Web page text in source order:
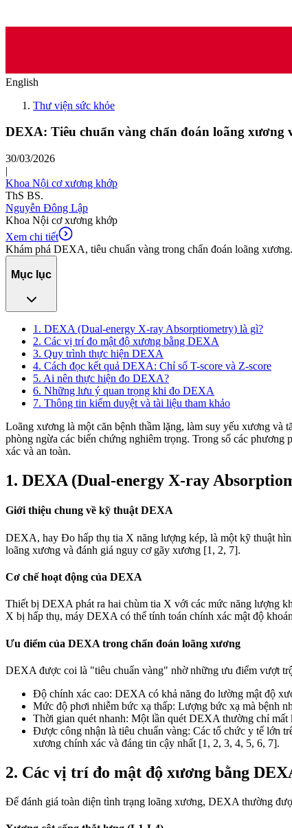
English
Thư viện sức khỏe
DEXA: Tiêu chuẩn vàng chẩn đoán loãng xương
30/03/2026
|
Khoa Nội cơ xương khớp
ThS BS.
Nguyễn Đông Lập
Khoa Nội cơ xương khớp
Xem chi tiết
Khám phá DEXA, tiêu chuẩn vàng trong chẩn đoán loãng
Mục lục
1. DEXA (Dual-energy X-ray Absorptiometry) là gì?
2. Các vị trí đo mật độ xương bằng DEXA
3. Quy trình thực hiện DEXA
4. Cách đọc kết quả DEXA: Chỉ số T-score và Z-score
5. Ai nên thực hiện đo DEXA?
6. Những lưu ý quan trọng khi đo DEXA
7. Thông tin kiểm duyệt và tài liệu tham khảo
Loãng xương là một căn bệnh thầm lặng, làm suy yếu xương
phòng ngừa các biến chứng nghiêm trọng. Trong số các
xác và an toàn.
1. DEXA (Dual-energy X-ray
Giới thiệu chung về kỹ thuật DEXA
DEXA, hay Đo hấp thụ tia X năng lượng kép, là một kỹ thuật
loãng xương và đánh giá nguy cơ gãy xương [1, 2, 7].
Cơ chế hoạt động của DEXA
Thiết bị DEXA phát ra hai chùm tia X với các mức năng lượng
X bị hấp thụ, máy DEXA có thể tính toán chính xác mật độ
Ưu điểm của DEXA trong chẩn đoán loãng xương
DEXA được coi là "tiêu chuẩn vàng" nhờ những ưu điểm vượt
Độ chính xác cao: DEXA có khả năng đo lường mật độ
Mức độ phơi nhiễm bức xạ thấp: Lượng bức xạ mà bệnh
Thời gian quét nhanh: Một lần quét DEXA thường chỉ
Được công nhận là tiêu chuẩn vàng: Các tổ chức y tế lớn
xương chính xác và đáng tin cậy nhất [1, 2, 3, 4, 5, 6, 7].
2. Các vị trí đo mật độ xương bằng
Để đánh giá toàn diện tình trạng loãng xương, DEXA thường